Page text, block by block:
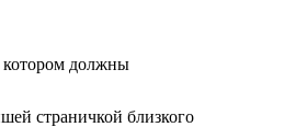
котором должны
страничкой близкого